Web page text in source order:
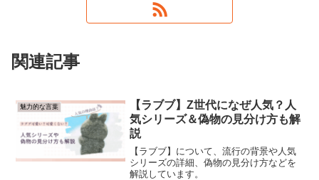
関連記事
魅力的な言葉
【ラブブ】Z世代になぜ人気？人
気シリーズ＆偽物の見分け方も解
説
【ラブブ】について、流行の背景や人気
シリーズの詳細、偽物の見分け方などを
解説しています。